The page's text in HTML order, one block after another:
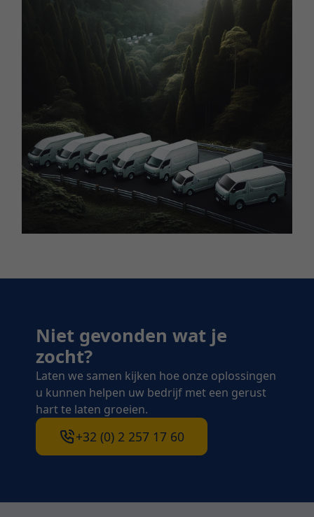
Niet gevonden wat je
zocht?
Laten we samen kijken hoe onze oplossingen
u kunnen helpen uw bedrijf met een gerust
hart te laten groeien.
+32 (0) 2 257 17 60